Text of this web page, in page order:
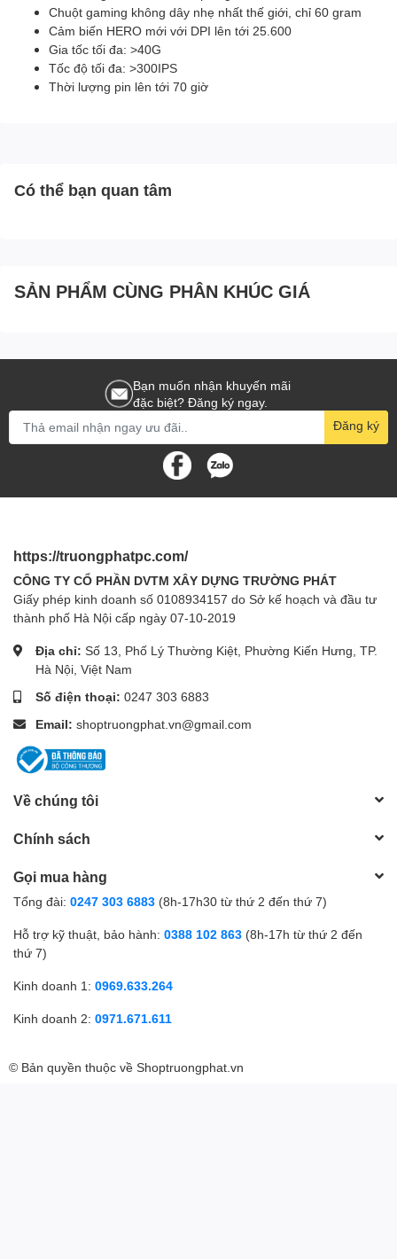
Chuột gaming không dây nhẹ nhất thế giới, chỉ 60 gram
Cảm biến HERO mới với DPI lên tới 25.600
Gia tốc tối đa: >40G
Tốc độ tối đa: >300IPS
Thời lượng pin lên tới 70 giờ
Có thể bạn quan tâm
SẢN PHẨM CÙNG PHÂN KHÚC GIÁ
Bạn muốn nhận khuyến mãi
đặc biệt? Đăng ký ngay.
Đăng ký
https://truongphatpc.com/
CÔNG TY CỔ PHẦN DVTM XÂY DỰNG TRƯỜNG PHÁT
Giấy phép kinh doanh số 0108934157 do Sở kế hoạch và đầu tư
thành phố Hà Nội cấp ngày 07-10-2019
Địa chỉ: Số 13, Phố Lý Thường Kiệt, Phường Kiến Hưng, TP.
Hà Nội, Việt Nam
Số điện thoại: 0247 303 6883
Email: shoptruongphat.vn@gmail.com
Về chúng tôi
Chính sách
Gọi mua hàng
Tổng đài: 0247 303 6883 (8h-17h30 từ thứ 2 đến thứ 7)
Hỗ trợ kỹ thuật, bảo hành: 0388 102 863 (8h-17h từ thứ 2 đến
thứ 7)
Kinh doanh 1: 0969.633.264
Kinh doanh 2: 0971.671.611
© Bản quyền thuộc về Shoptruongphat.vn